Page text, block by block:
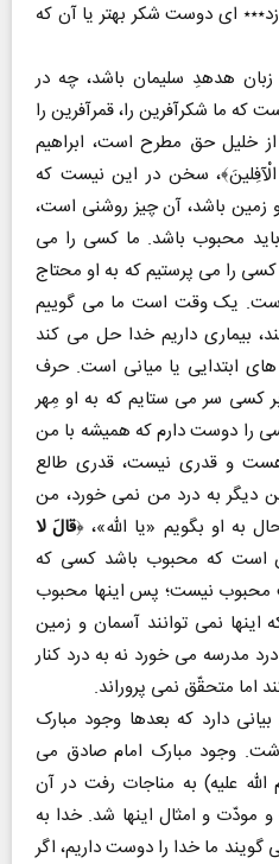
ای دوست شکر بهتر یا آن که
هدهدِ سلیمان باشد، چه در
که ما شکرآفرین را، قمرآفرین را
خلیل حق مطرح است، ابراهیم
سخن در این نیست که
زمین باشد، آن چیز روشنی است،
محبوب باشد. ما کسی را می
کسی را می پرستیم که به او محتاج
یک وقت است ما می گوییم
بیماری داریم خدا حل می کند
ابتدایی یا میانی است. حرف
کسی سر می ستایم که به او مِهر
را دوست دارم که همیشه با من
و قدری نیست، قدری طالع
دیگر به درد من نمی خورد، من
او بگویم «یا الله»، ﴿قالَ لا
است که محبوب باشد کسی که
نیست؛ پس اینها محبوب
نمی توانند آسمان و زمین
مدرسه می خورد نه به درد کنار
متحقّق نمی پروراند.
دارد که بعدها وجود مبارک
وجود مبارک امام صادق می
علیه) به مناجات رفت در آن
و امثال اینها شد. خدا به
ما خدا را دوست داریم، اگر